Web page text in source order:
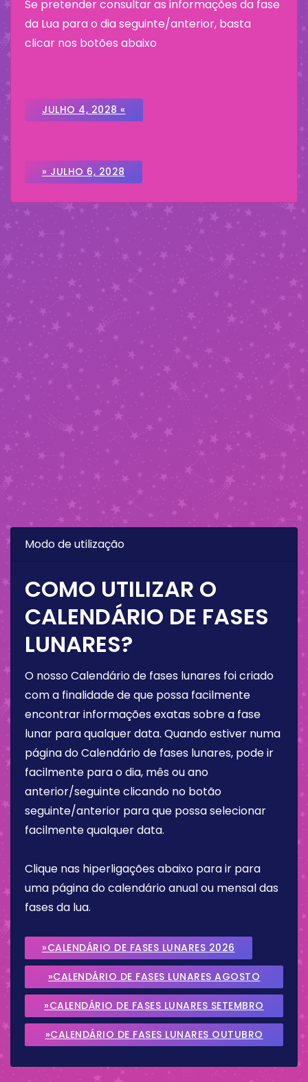
Se pretender consultar as informações da fase
da Lua para o dia seguinte/anterior, basta
clicar nos botões abaixo
JULHO 4, 2028 «
» JULHO 6, 2028
Modo de utilização
COMO UTILIZAR O
CALENDÁRIO DE FASES
LUNARES?
O nosso Calendário de fases lunares foi criado
com a finalidade de que possa facilmente
encontrar informações exatas sobre a fase
lunar para qualquer data. Quando estiver numa
página do Calendário de fases lunares, pode ir
facilmente para o dia, mês ou ano
anterior/seguinte clicando no botão
seguinte/anterior para que possa selecionar
facilmente qualquer data.
Clique nas hiperligações abaixo para ir para
uma página do calendário anual ou mensal das
fases da lua.
»CALENDÁRIO DE FASES LUNARES 2026
»CALENDÁRIO DE FASES LUNARES AGOSTO
2026
»CALENDÁRIO DE FASES LUNARES SETEMBRO
2026
»CALENDÁRIO DE FASES LUNARES OUTUBRO